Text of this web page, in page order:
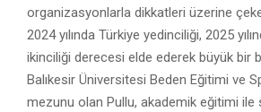
organizasyonlarla dikkatleri üzerine
2024 yılında Türkiye yedinciliği, 2025
ikinciliği derecesi elde ederek büyük bir
Balıkesir Üniversitesi Beden Eğitimi ve
mezunu olan Pullu, akademik eğitimi